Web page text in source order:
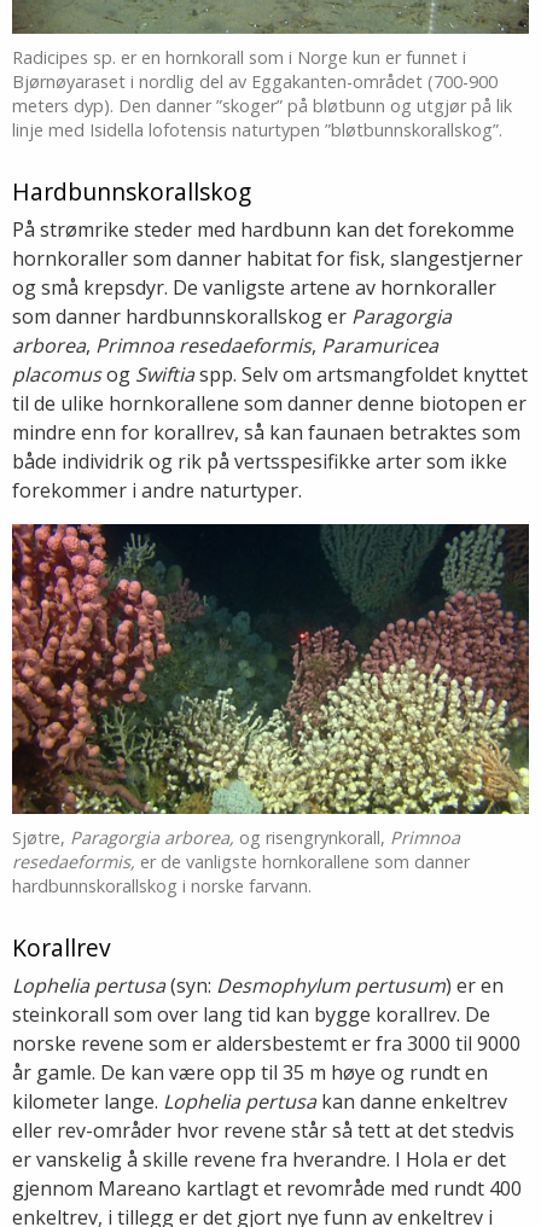
Radicipes sp. er en hornkorall som i Norge kun er funnet i
Bjørnøyaraset i nordlig del av Eggakanten-området (700-900
meters dyp). Den danner ”skoger” på bløtbunn og utgjør på lik
linje med Isidella lofotensis naturtypen ”bløtbunnskorallskog”.
Hardbunnskorallskog
På strømrike steder med hardbunn kan det forekomme
hornkoraller som danner habitat for fisk, slangestjerner
og små krepsdyr. De vanligste artene av hornkoraller
som danner hardbunnskorallskog er Paragorgia
arborea, Primnoa resedaeformis, Paramuricea
placomusog Swiftiaspp. Selv om artsmangfoldet knyttet
til de ulike hornkorallene som danner denne biotopen er
mindre enn for korallrev, så kan faunaen betraktes som
både individrik og rik på vertsspesifikke arter som ikke
forekommer i andre naturtyper.
Sjøtre, Paragorgia arborea, og risengrynkorall, Primnoa
resedaeformis, er de vanligste hornkorallene som danner
hardbunnskorallskog i norske farvann.
Korallrev
Lophelia pertusa(syn: Desmophylum pertusum) er en
steinkorall som over lang tid kan bygge korallrev. De
norske revene som er aldersbestemt er fra 3000 til 9000
år gamle. De kan være opp til 35 m høye og rundt en
kilometer lange. Lophelia pertusakan danne enkeltrev
eller rev-områder hvor revene står så tett at det stedvis
er vanskelig å skille revene fra hverandre. I Hola er det
gjennom Mareano kartlagt et revområde med rundt 400
enkeltrev, i tillegg er det gjort nye funn av enkeltrev i